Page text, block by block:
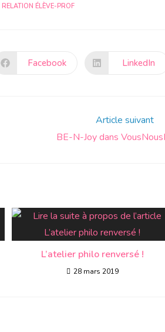
RELATION ÉLÈVE-PROF
Facebook LinkedIn
Article suivant
BE-N-Joy dans
L’atelier philo renversé !
28 mars 2019